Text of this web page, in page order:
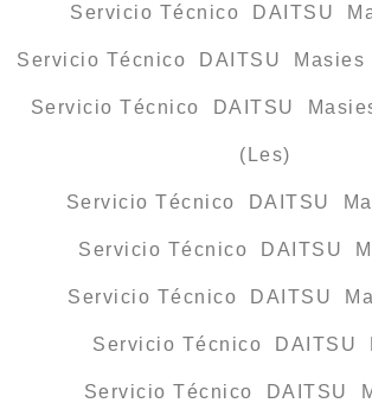
Servicio Técnico DAITSU
Servicio Técnico DAITSU Masies
Servicio Técnico DAITSU
(Les)
Servicio Técnico DAITSU
Servicio Técnico DAITSU
Servicio Técnico DAITSU
Servicio Técnico DAITSU
Servicio Técnico DAITSU